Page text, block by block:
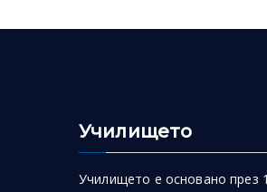
Училището
Училището е основано през